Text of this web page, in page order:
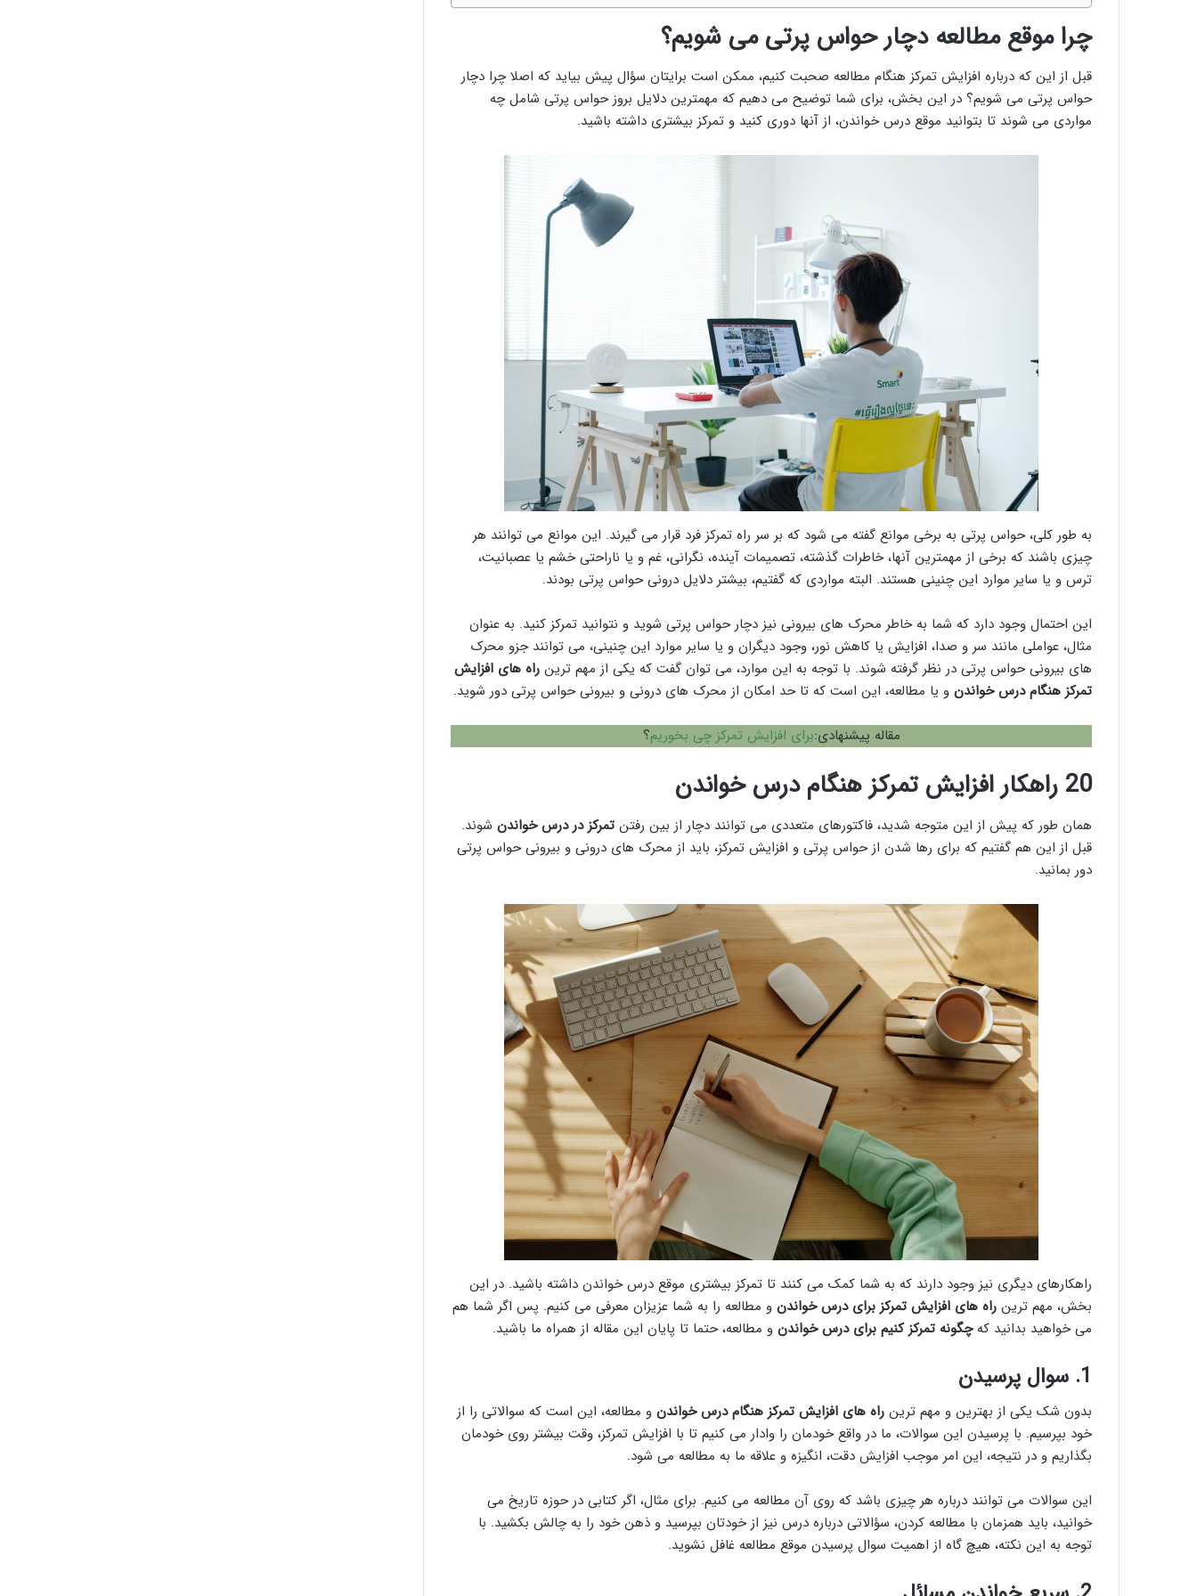
چرا موقع مطالعه دچار حواس پرتی می شویم؟
قبل از این که درباره افزایش تمرکز هنگام مطالعه صحبت کنیم، ممکن است برایتان سؤال پیش بیاید که اصلا چرا دچار
حواس پرتی می شویم؟ در این بخش، برای شما توضیح می دهیم که مهمترین دلایل بروز حواس پرتی شامل چه
مواردی می شوند تا بتوانید موقع درس خواندن، از آنها دوری کنید و تمرکز بیشتری داشته باشید.
به طور کلی، حواس پرتی به برخی موانع گفته می شود که بر سر راه تمرکز فرد قرار می گیرند. این موانع می توانند هر
چیزی باشند که برخی از مهمترین آنها، خاطرات گذشته، تصمیمات آینده، نگرانی، غم و یا ناراحتی خشم یا عصبانیت،
ترس و یا سایر موارد این چنینی هستند. البته مواردی که گفتیم، بیشتر دلایل درونی حواس پرتی بودند.
این احتمال وجود دارد که شما به خاطر محرک های بیرونی نیز دچار حواس پرتی شوید و نتوانید تمرکز کنید. به عنوان
مثال، عواملی مانند سر و صدا، افزایش یا کاهش نور، وجود دیگران و یا سایر موارد این چنینی، می توانند جزو محرک
های بیرونی حواس پرتی در نظر گرفته شوند. با توجه به این موارد، می توان گفت که یکی از مهم ترین راه های افزایش
تمرکز هنگام درس خواندن و یا مطالعه، این است که تا حد امکان از محرک های درونی و بیرونی حواس پرتی دور شوید.
مقاله پیشنهادی:برای افزایش تمرکز چی بخوریم؟
20 راهکار افزایش تمرکز هنگام درس خواندن
همان طور که پیش از این متوجه شدید، فاکتورهای متعددی می توانند دچار از بین رفتن تمرکز در درس خواندن شوند.
قبل از این هم گفتیم که برای رها شدن از حواس پرتی و افزایش تمرکز، باید از محرک های درونی و بیرونی حواس پرتی
دور بمانید.
راهکارهای دیگری نیز وجود دارند که به شما کمک می کنند تا تمرکز بیشتری موقع درس خواندن داشته باشید. در این
بخش، مهم ترین راه های افزایش تمرکز برای درس خواندن و مطالعه را به شما عزیزان معرفی می کنیم. پس اگر شما هم
می خواهید بدانید کهچگونه تمرکز کنیم برای درس خواندن و مطالعه، حتما تا پایان این مقاله از همراه ما باشید.
1. سوال پرسیدن
بدون شک یکی از بهترین و مهم ترین راه های افزایش تمرکز هنگام درس خواندن و مطالعه، این است که سوالاتی را از
خود بپرسیم. با پرسیدن این سوالات، ما در واقع خودمان را وادار می کنیم تا با افزایش تمرکز، وقت بیشتر روی خودمان
بگذاریم و در نتیجه، این امر موجب افزایش دقت، انگیزه و علاقه ما به مطالعه می شود.
این سوالات می توانند درباره هر چیزی باشد که روی آن مطالعه می کنیم. برای مثال، اگر کتابی در حوزه تاریخ می
خوانید، باید همزمان با مطالعه کردن، سؤالاتی درباره درس نیز از خودتان بپرسید و ذهن خود را به چالش بکشید. با
توجه به این نکته، هیچ گاه از اهمیت سوال پرسیدن موقع مطالعه غافل نشوید.